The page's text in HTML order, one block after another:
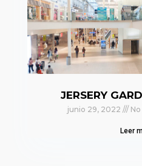
JERSERY
junio 29, 2022 No
Leer